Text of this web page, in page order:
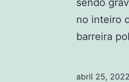
sendo
no inteiro
barreira
abril 25, 2022